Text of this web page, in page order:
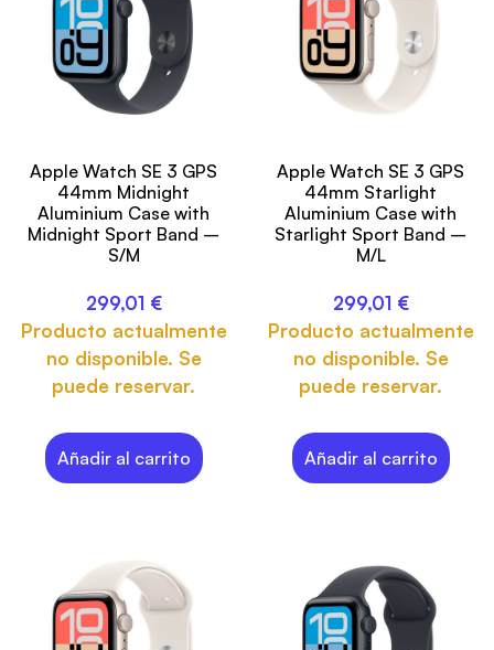
Apple Watch SE 3 GPS
44mm Midnight
Aluminium Case with
Midnight Sport Band –
S/M
299,01 €
Producto actualmente
no disponible. Se
puede reservar.
Añadir al carrito
Apple Watch SE 3 GPS
44mm Starlight
Aluminium Case with
Starlight Sport Band –
M/L
299,01 €
Producto actualmente
no disponible. Se
puede reservar.
Añadir al carrito